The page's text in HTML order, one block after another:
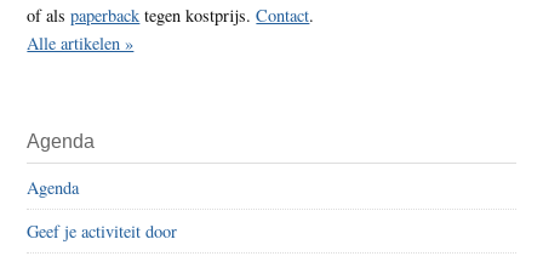
of alspaperback tegen kostprijs.Contact.
Alle artikelen »
Agenda
Agenda
Geef je activiteit door